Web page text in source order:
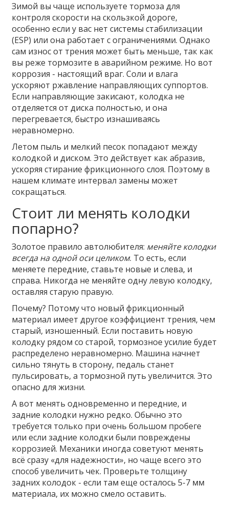
Зимой вы чаще используете тормоза для
контроля скорости на скользкой дороге,
особенно если у вас нет системы стабилизации
(ESP) или она работает с ограничениями. Однако
сам износ от трения может быть меньше, так как
вы реже тормозите в аварийном режиме. Но вот
коррозия - настоящий враг. Соли и влага
ускоряют ржавление направляющих суппортов.
Если направляющие закисают, колодка не
отделяется от диска полностью, и она
перегревается, быстро изнашиваясь
неравномерно.
Летом пыль и мелкий песок попадают между
колодкой и диском. Это действует как абразив,
ускоряя стирание фрикционного слоя. Поэтому в
нашем климате интервал замены может
сокращаться.
Стоит ли менять колодки
попарно?
Золотое правило автолюбителя: меняйте колодки
всегда на одной оси целиком. То есть, если
меняете передние, ставьте новые и слева, и
справа. Никогда не меняйте одну левую колодку,
оставляя старую правую.
Почему? Потому что новый фрикционный
материал имеет другое коэффициент трения, чем
старый, изношенный. Если поставить новую
колодку рядом со старой, тормозное усилие будет
распределено неравномерно. Машина начнет
сильно тянуть в сторону, педаль станет
пульсировать, а тормозной путь увеличится. Это
опасно для жизни.
А вот менять одновременно и передние, и
задние колодки нужно редко. Обычно это
требуется только при очень большом пробеге
или если задние колодки были повреждены
коррозией. Механики иногда советуют менять
всё сразу «для надежности», но чаще всего это
способ увеличить чек. Проверьте толщину
задних колодок - если там еще осталось 5-7 мм
материала, их можно смело оставить.